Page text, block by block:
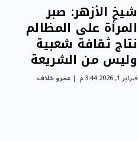
شيخ الأزهر: صبر
المرأة على المظالم
نتاج ثقافة شعبية
وليس من الشريعة
فبراير 1, 2026 3:44 م عمرو خلاف